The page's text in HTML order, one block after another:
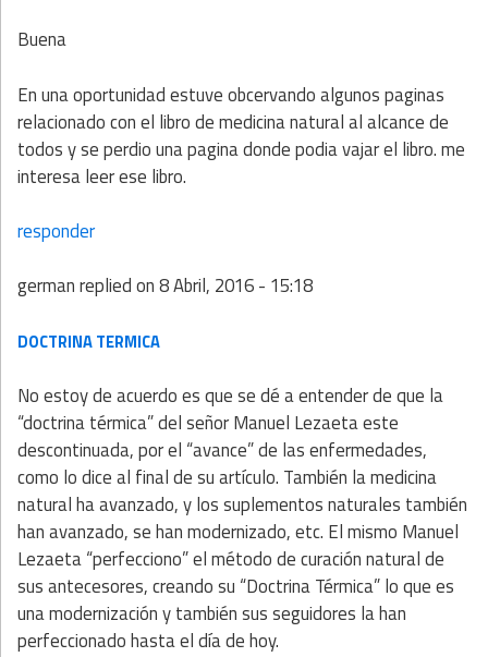
Buena
En una oportunidad estuve obcervando algunos paginas
relacionado con el libro de medicina natural al alcance de
todos y se perdio una pagina donde podia vajar el libro. me
interesa leer ese libro.
responder
germanreplied on8 Abril, 2016 - 15:18
DOCTRINA TERMICA
No estoy de acuerdo es que se dé a entender de que la
“doctrina térmica” del señor Manuel Lezaeta este
descontinuada, por el “avance” de las enfermedades,
como lo dice al final de su artículo. También la medicina
natural ha avanzado, y los suplementos naturales también
han avanzado, se han modernizado, etc. El mismo Manuel
Lezaeta “perfecciono” el método de curación natural de
sus antecesores, creando su “Doctrina Térmica” lo que es
una modernización y también sus seguidores la han
perfeccionado hasta el día de hoy.